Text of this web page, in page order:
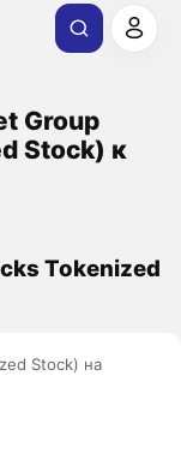
Group
Stock) к
Tokenized
Stock) на